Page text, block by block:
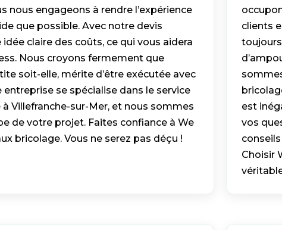
nous engageons à rendre l’expérience
que possible. Avec notre devis
claire des coûts, ce qui vous aidera
Nous croyons fermement que
soit-elle, mérite d’être exécutée avec
se spécialise dans le service
Villefranche-sur-Mer, et nous sommes
de votre projet. Faites confiance à We
bricolage. Vous ne serez pas déçu !
clients
est
vos
Choisir